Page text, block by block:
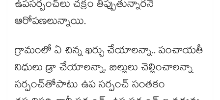
ఉపసర్పంచ్​లు చక్రం తిప్పుతున్నారనే
ఆరోపణలున్నాయి.
గ్రామంలో ఏ చిన్న ఖర్చు చేయాలన్నా.. పంచాయతీ
నిధులు డ్రా చేయాలన్నా, బిల్లులు చెల్లించాలన్నా
సర్పంచ్‌‌‌‌‌‌తోపాటు ఉప సర్పంచ్ సంతకం